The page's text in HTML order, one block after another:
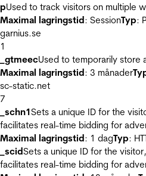
pUsed to track visitors on multiple
Maximal lagringstid: SessionTyp:
garnius.se
1
_gtmeecUsed to temporarily store
Maximal lagringstid: 3 månader
sc-static.net
7
_schn1Sets a unique ID for the
facilitates real-time bidding for
Maximal lagringstid: 1 dagTyp:
_scidSets a unique ID for the
facilitates real-time bidding for